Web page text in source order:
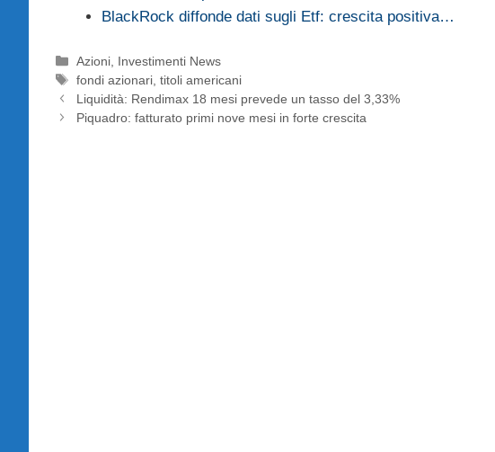
BlackRock diffonde dati sugli Etf: crescita positiva…
Categorie
Azioni Investimenti News
Tag
fondi azionari ,titoli americani
Liquidità: Rendimax 18 mesi prevede un tasso del 3,33%
Piquadro: fatturato primi nove mesi in forte crescita